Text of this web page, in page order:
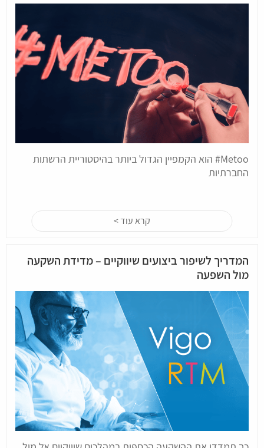
Metoo# הוא הקמפיין הגדול ביותר בהיסטוריית הרשתות
החברתיות
קרא עוד >
המדריך לשיפור ביצועים שיווקיים – מדידת השקעה
מול השפעה